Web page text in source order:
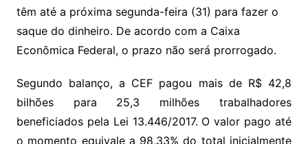
têm até a próxima segunda-feira (31) para fazer o
saque do dinheiro. De acordo com a Caixa
Econômica Federal, o prazo não será prorrogado.
Segundo balanço, a CEF pagou mais de R$ 42,8
bilhões para 25,3 milhões trabalhadores
beneficiados pela Lei 13.446/2017. O valor pago até
o momento equivale a 98,33% do total inicialmente